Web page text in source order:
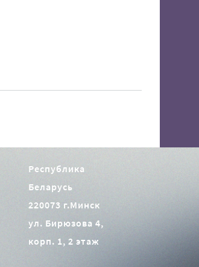
Республика
Беларусь
220073 г.Минск
ул. Бирюзова 4,
корп. 1, 2 этаж